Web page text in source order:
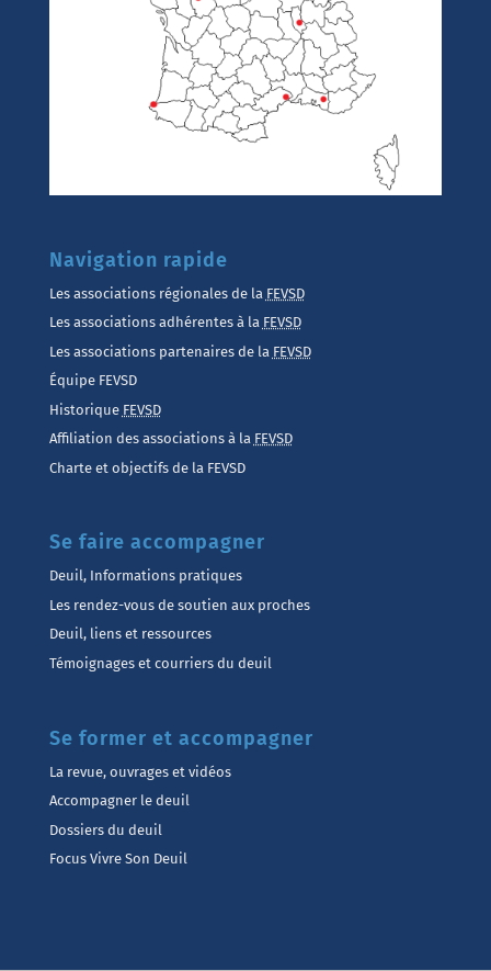
Navigation rapide
Les associations régionales de la FEVSD
Les associations adhérentes à la FEVSD
Les associations partenaires de la FEVSD
Équipe FEVSD
Historique FEVSD
Affiliation des associations à la FEVSD
Charte et objectifs de la FEVSD
Se faire accompagner
Deuil, Informations pratiques
Les rendez-vous de soutien aux proches
Deuil, liens et ressources
Témoignages et courriers du deuil
Se former et accompagner
La revue, ouvrages et vidéos
Accompagner le deuil
Dossiers du deuil
Focus Vivre Son Deuil